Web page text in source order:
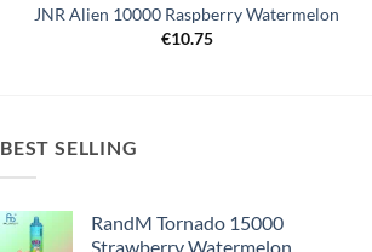
JNR Alien 10000 Raspberry Watermelon
€10.75
BEST SELLING
RandM Tornado 15000
Strawberry Watermelon